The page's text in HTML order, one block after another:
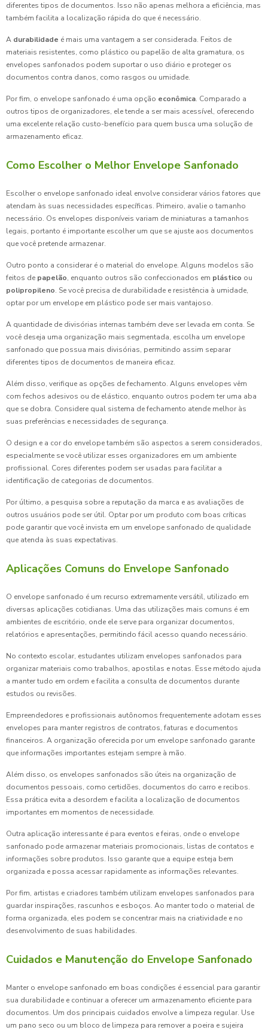
diferentes tipos de documentos. Isso não apenas melhora a eficiência, mas
também facilita a localização rápida do que é necessário.
A durabilidade é mais uma vantagem a ser considerada. Feitos de
materiais resistentes, como plástico ou papelão de alta gramatura, os
envelopes sanfonados podem suportar o uso diário e proteger os
documentos contra danos, como rasgos ou umidade.
Por fim, o envelope sanfonado é uma opção econômica. Comparado a
outros tipos de organizadores, ele tende a ser mais acessível, oferecendo
uma excelente relação custo-benefício para quem busca uma solução de
armazenamento eficaz.
Como Escolher o Melhor Envelope Sanfonado
Escolher o envelope sanfonado ideal envolve considerar vários fatores que
atendam às suas necessidades específicas. Primeiro, avalie o tamanho
necessário. Os envelopes disponíveis variam de miniaturas a tamanhos
legais, portanto é importante escolher um que se ajuste aos documentos
que você pretende armazenar.
Outro ponto a considerar é o material do envelope. Alguns modelos são
feitos de papelão, enquanto outros são confeccionados em plástico ou
polipropileno. Se você precisa de durabilidade e resistência à umidade,
optar por um envelope em plástico pode ser mais vantajoso.
A quantidade de divisórias internas também deve ser levada em conta. Se
você deseja uma organização mais segmentada, escolha um envelope
sanfonado que possua mais divisórias, permitindo assim separar
diferentes tipos de documentos de maneira eficaz.
Além disso, verifique as opções de fechamento. Alguns envelopes vêm
com fechos adesivos ou de elástico, enquanto outros podem ter uma aba
que se dobra. Considere qual sistema de fechamento atende melhor às
suas preferências e necessidades de segurança.
O design e a cor do envelope também são aspectos a serem considerados,
especialmente se você utilizar esses organizadores em um ambiente
profissional. Cores diferentes podem ser usadas para facilitar a
identificação de categorias de documentos.
Por último, a pesquisa sobre a reputação da marca e as avaliações de
outros usuários pode ser útil. Optar por um produto com boas críticas
pode garantir que você invista em um envelope sanfonado de qualidade
que atenda às suas expectativas.
Aplicações Comuns do Envelope Sanfonado
O envelope sanfonado é um recurso extremamente versátil, utilizado em
diversas aplicações cotidianas. Uma das utilizações mais comuns é em
ambientes de escritório, onde ele serve para organizar documentos,
relatórios e apresentações, permitindo fácil acesso quando necessário.
No contexto escolar, estudantes utilizam envelopes sanfonados para
organizar materiais como trabalhos, apostilas e notas. Esse método ajuda
a manter tudo em ordem e facilita a consulta de documentos durante
estudos ou revisões.
Empreendedores e profissionais autônomos frequentemente adotam esses
envelopes para manter registros de contratos, faturas e documentos
financeiros. A organização oferecida por um envelope sanfonado garante
que informações importantes estejam sempre à mão.
Além disso, os envelopes sanfonados são úteis na organização de
documentos pessoais, como certidões, documentos do carro e recibos.
Essa prática evita a desordem e facilita a localização de documentos
importantes em momentos de necessidade.
Outra aplicação interessante é para eventos e feiras, onde o envelope
sanfonado pode armazenar materiais promocionais, listas de contatos e
informações sobre produtos. Isso garante que a equipe esteja bem
organizada e possa acessar rapidamente as informações relevantes.
Por fim, artistas e criadores também utilizam envelopes sanfonados para
guardar inspirações, rascunhos e esboços. Ao manter todo o material de
forma organizada, eles podem se concentrar mais na criatividade e no
desenvolvimento de suas habilidades.
Cuidados e Manutenção do Envelope Sanfonado
Manter o envelope sanfonado em boas condições é essencial para garantir
sua durabilidade e continuar a oferecer um armazenamento eficiente para
documentos. Um dos principais cuidados envolve a limpeza regular. Use
um pano seco ou um bloco de limpeza para remover a poeira e sujeira